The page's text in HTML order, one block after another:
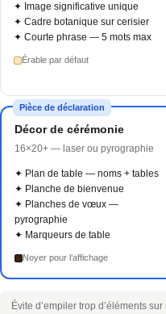
✦ Image significative unique
✦ Cadre botanique sur cerisier
✦ Courte phrase — 5 mots max
Érable par défaut
Pièce de déclaration
Décor de cérémonie
16×20+ — laser ou pyrographie
✦ Plan de table — noms + tables
✦ Planche de bienvenue
✦ Planches de vœux —
pyrographie
✦ Marqueurs de table
Noyer pour l’affichage
Évite d’empiler trop d’éléments